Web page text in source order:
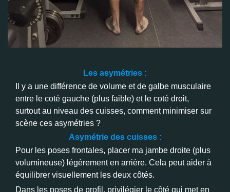
Les asymétries :
Il y a une différence de volume et de galbe musculaire
entre le coté gauche (plus faible) et le coté droit,
surtout au niveau des cuisses, comment minimiser sur
scène ces asymétries ?
Asymétrie des cuisses :
Pour les poses frontales, placer ma jambe droite (plus
volumineuse) légèrement en arrière. Cela peut aider à
équilibrer visuellement les deux côtés.
Dans les poses de profil, privilégier le côté qui met en